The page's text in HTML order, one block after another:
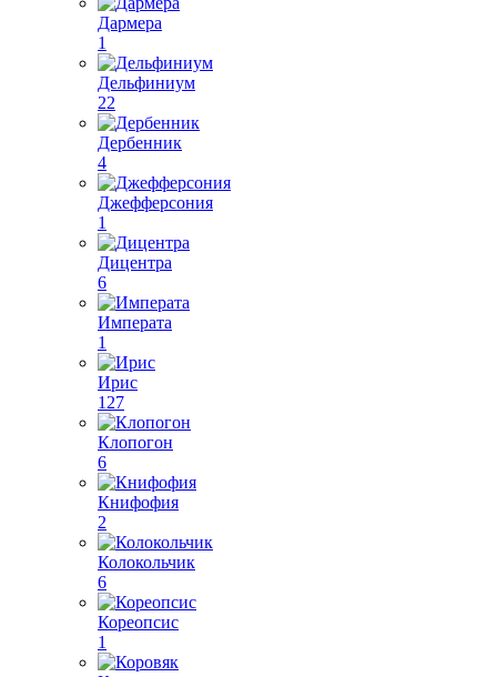
Дармера
1
Дельфиниум
22
Дербенник
4
Джефферсония
1
Дицентра
6
Императа
1
Ирис
127
Клопогон
6
Книфофия
2
Колокольчик
6
Кореопсис
1